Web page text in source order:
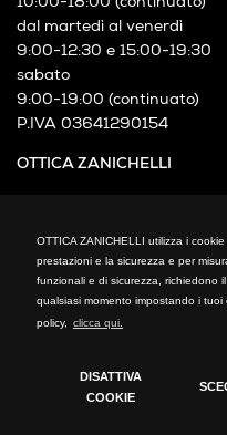
OTTICA ZANICHELLI utilizza i
prestazioni e la sicurezza e per
funzionali e di sicurezza, richiedono
qualsiasi momento impostando i
policy, clicca qui.
DISATTIVA
COOKIE
OTTICA ZANICHELLI
fax: +39 02 66300794
mail: info@otticazanichelli.it
dal martedì al venerdì
9:00-12:30 e 15:00-19:30
sabato
9:00-19:00 (continuato)
P.IVA 03641290154